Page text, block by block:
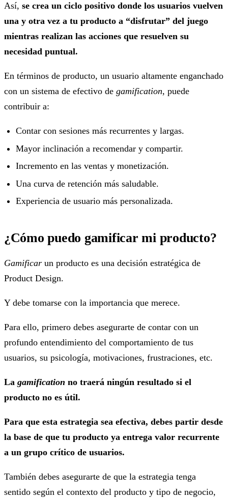
Así, se crea un ciclo positivo donde los usuarios vuelven
una y otra vez a tu producto a “disfrutar” del juego
mientras realizan las acciones que resuelven su
necesidad puntual.
En términos de producto, un usuario altamente enganchado
con un sistema de efectivo de gamification, puede
contribuir a:
Contar con sesiones más recurrentes y largas.
Mayor inclinación a recomendar y compartir.
Incremento en las ventas y monetización.
Una curva de retención más saludable.
Experiencia de usuario más personalizada.
¿Cómo puedo gamificar mi producto?
Gamificar un producto es una decisión estratégica de
Product Design.
Y debe tomarse con la importancia que merece.
Para ello, primero debes asegurarte de contar con un
profundo entendimiento del comportamiento de tus
usuarios, su psicología, motivaciones, frustraciones, etc.
La gamification no traerá ningún resultado si el
producto no es útil.
Para que esta estrategia sea efectiva, debes partir desde
la base de que tu producto ya entrega valor recurrente
a un grupo crítico de usuarios.
También debes asegurarte de que la estrategia tenga
sentido según el contexto del producto y tipo de negocio,